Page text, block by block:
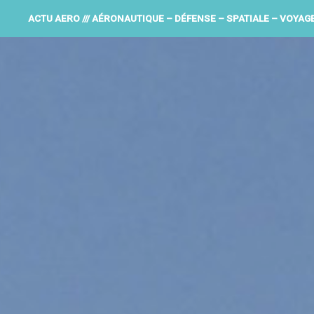
ACTU AERO /// AÉRONAUTIQUE – DÉFENSE – SPATIALE –